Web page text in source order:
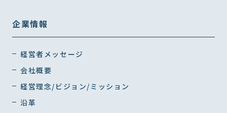
企業情報
経営者メッセージ
会社概要
経営理念/ビジョン/ミッション
沿革